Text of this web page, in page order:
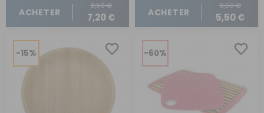
ACHETER
8,50 €
7,20 € ACHETER
6,50 €
5,50 €
-15% -60%